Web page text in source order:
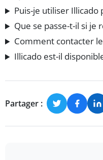
Puis-je utiliser Illicado
Que se passe-t-il si je
Comment contacter
Illicado est-il
Partager :